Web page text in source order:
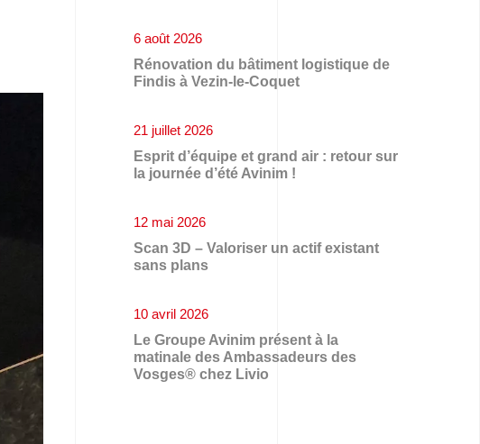
Rénovation du bâtiment logistique de
Findis à Vezin-le-Coquet
6 août 2026
Esprit d’équipe et grand air : retour sur
la journée d’été Avinim !
21 juillet 2026
Scan 3D – Valoriser un actif existant
sans plans
12 mai 2026
Le Groupe Avinim présent à la
matinale des Ambassadeurs des
Vosges® chez Livio
10 avril 2026